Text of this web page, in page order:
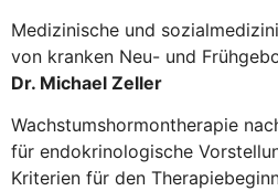
Medizinische und
von kranken Neu- und
Dr. Michael Zeller
Wachstumshormontherapie
für endokrinologische
Kriterien für den